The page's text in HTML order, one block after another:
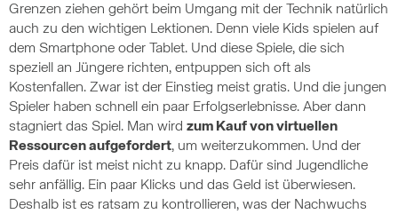
Grenzen ziehen gehört beim Umgang mit der Technik natürlich
auch zu den wichtigen Lektionen. Denn viele Kids spielen auf
dem Smartphone oder Tablet. Und diese Spiele, die sich
speziell an Jüngere richten, entpuppen sich oft als
Kostenfallen. Zwar ist der Einstieg meist gratis. Und die jungen
Spieler haben schnell ein paar Erfolgserlebnisse. Aber dann
stagniert das Spiel. Man wird zum Kauf von virtuellen
Ressourcen aufgefordert, um weiterzukommen. Und der
Preis dafür ist meist nicht zu knapp. Dafür sind Jugendliche
sehr anfällig. Ein paar Klicks und das Geld ist überwiesen.
Deshalb ist es ratsam zu kontrollieren, was der Nachwuchs